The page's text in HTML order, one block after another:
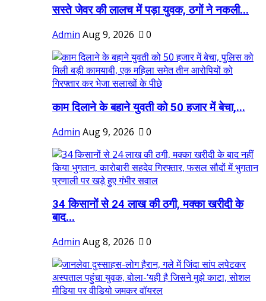
सस्ते जेवर की लालच में पड़ा युवक, ठगों ने नकली...
Admin Aug 9, 2026 0
काम दिलाने के बहाने युवती को 50 हजार में बेचा,...
Admin Aug 9, 2026 0
34 किसानों से 24 लाख की ठगी, मक्का खरीदी के
बाद...
Admin Aug 8, 2026 0